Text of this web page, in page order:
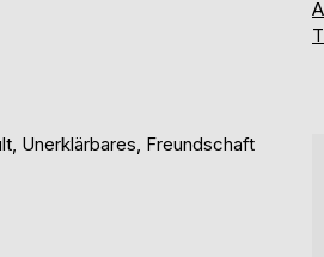
Unerklärbares, Freundschaft